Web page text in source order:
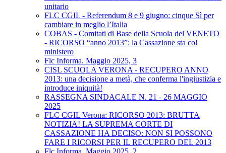
unitario
FLC CGIL - Referendum 8 e 9 giugno: cinque Sì per
cambiare in meglio l’Italia
COBAS - Comitati di Base della Scuola del VENETO
- RICORSO “anno 2013”: la Cassazione sta col
ministero
Flc Informa. Maggio 2025, 3
CISL SCUOLA VERONA - RECUPERO ANNO
2013: una decisione a metà, che conferma l'ingiustizia e
introduce iniquità!
RASSEGNA SINDACALE N. 21 - 26 MAGGIO
2025
FLC CGIL Verona: RICORSO 2013: BRUTTA
NOTIZIA! LA SUPREMA CORTE DI
CASSAZIONE HA DECISO: NON SI POSSONO
FARE I RICORSI PER IL RECUPERO DEL 2013